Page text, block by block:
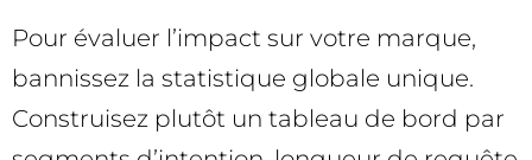
Pour évaluer l’impact sur votre marque,
bannissez la statistique globale unique.
Construisez plutôt un tableau de bord par